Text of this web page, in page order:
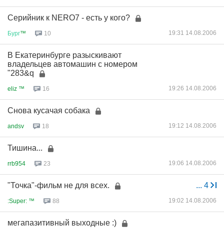
Серийник к NERO7 - есть у кого?
Бург™ 10 19:31 14.08.2006
В Екатеринбурге разыскивают
владельцев автомашин с номером
"283&q
eliz ™ 16 19:26 14.08.2006
Снова кусачая собака
andsv 18 19:12 14.08.2006
Тишина...
rrb954 23 19:06 14.08.2006
... 4
"Точка"-фильм не для всех.
:Super: ™ 88 19:02 14.08.2006
мегапазитивный выходные :)